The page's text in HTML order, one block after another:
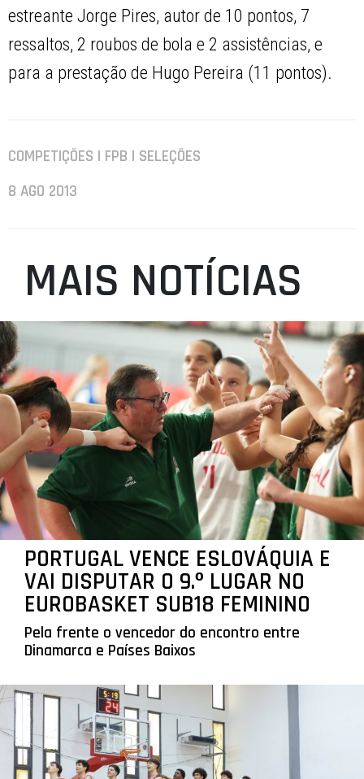
estreante Jorge Pires, autor de 10 pontos, 7
ressaltos, 2 roubos de bola e 2 assistências, e
para a prestação de Hugo Pereira (11 pontos).
COMPETIÇÕES | FPB | SELEÇÕES
8 AGO 2013
MAIS NOTÍCIAS
PORTUGAL VENCE ESLOVÁQUIA E
VAI DISPUTAR O 9.º LUGAR NO
EUROBASKET SUB18 FEMININO
Pela frente o vencedor do encontro entre
Dinamarca e Países Baixos